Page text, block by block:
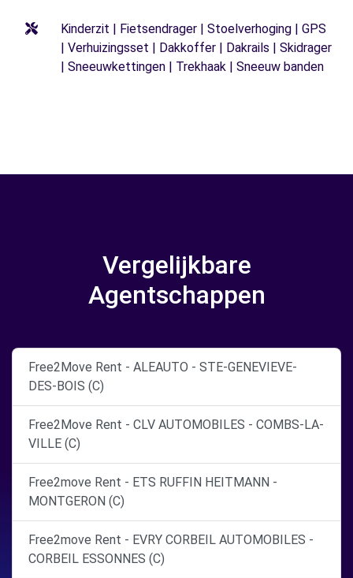
Kinderzit | Fietsendrager | Stoelverhoging | GPS
| Verhuizingsset | Dakkoffer | Dakrails | Skidrager
| Sneeuwkettingen | Trekhaak | Sneeuw banden
Vergelijkbare
Agentschappen
Free2Move Rent - ALEAUTO - STE-GENEVIEVE-
DES-BOIS (C)
Free2Move Rent - CLV AUTOMOBILES - COMBS-LA-
VILLE (C)
Free2move Rent - ETS RUFFIN HEITMANN -
MONTGERON (C)
Free2move Rent - EVRY CORBEIL AUTOMOBILES -
CORBEIL ESSONNES (C)